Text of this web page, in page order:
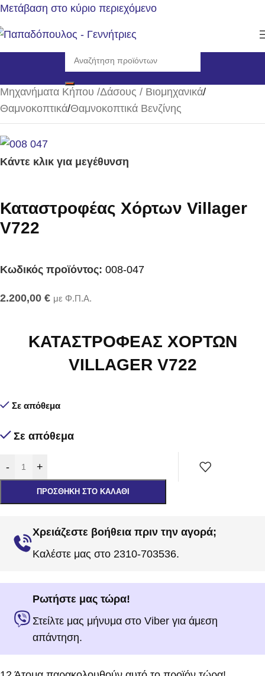
Μετάβαση στο κύριο περιεχόμενο
Αρχική σελίδα/
Μηχανήματα Κήπου /Δάσους / Βιομηχανικά/
Θαμνοκοπτικά/Θαμνοκοπτικά Βενζίνης
Κάντε κλικ για μεγέθυνση
Καταστροφέας Χόρτων Villager
V722
Κωδικός προϊόντος: 008-047
2.200,00 € με Φ.Π.Α.
ΚΑΤΑΣΤΡΟΦΕΑΣ ΧΟΡΤΩΝ
VILLAGER V722
Σε απόθεμα
Σε απόθεμα
- +
ΠΡΟΣΘΉΚΗ ΣΤΟ ΚΑΛΆΘΙ
Χρειάζεστε βοήθεια πριν την αγορά;
Καλέστε μας στο 2310-703536.
Ρωτήστε μας τώρα!
Στείλτε μας μήνυμα στο Viber για άμεση
απάντηση.